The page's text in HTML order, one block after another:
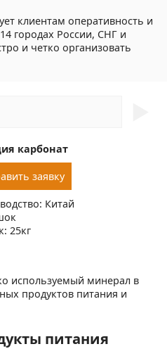
клиентам оперативность и
городах России, СНГ и
и четко организовать
карбонат
заявку
Китай
25кг
используемый минерал в
продуктов питания и
питания